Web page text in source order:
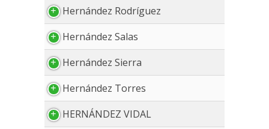
Hernández Rodríguez
Hernández Salas
Hernández Sierra
Hernández Torres
HERNÁNDEZ VIDAL